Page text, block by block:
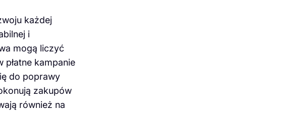
każdej
i
mogą liczyć
płatne kampanie
do poprawy
zakupów
również na